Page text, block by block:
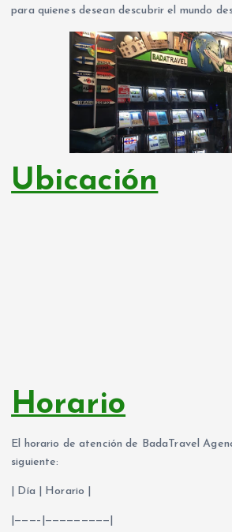
para quienes desean descubrir el mundo
Ubicación
Horario
El horario de atención de BadaTravel
siguiente:
| Día | Horario |
|———–|—————————|